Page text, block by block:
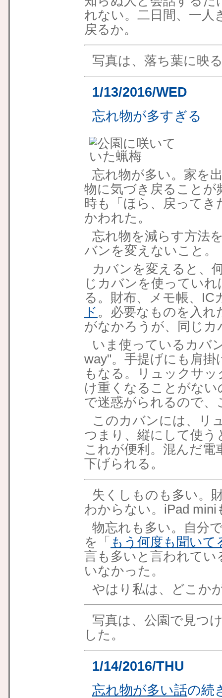
れない。二日間、一人
戻るか。
写真は、落ち葉に映
1/13/2016/WED
忘れ物が多すぎる
忘れ物が多い。家を
物に気づき戻ることが
時も「ほら、戻って
かわれた。
忘れ物を減らす方法
バンを変えないこと。
カバンを変えると、
じカバンを使ってい
る。財布、メモ帳、IC
ド 。必要なものを入
がなかろうが、同じ
いま使っているカバ
way"。手提げにも肩
もなる。リュックサ
け重くなることがな
で迷惑がられるので
このカバンには、リ
つまり、縦にして使
これが便利。混んだ
下げられる。
失くしものも多い。
わからない。iPad
物忘れも多い。自分
を「 もう何度も聞いて
言も多いと言われてい
いなかった。
やはり私は、どこか
写真は、公園で見つ
した。
1/14/2016/THU
忘れ物が多い話の続